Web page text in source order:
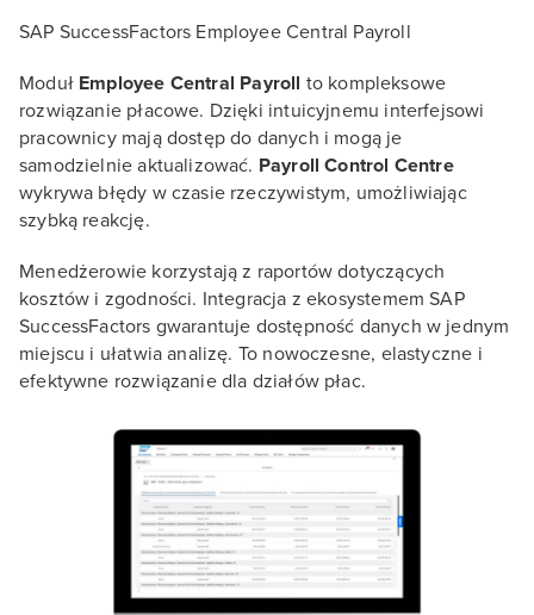
SAP SuccessFactors Employee Central Payroll
Moduł Employee Central Payroll to kompleksowe
rozwiązanie płacowe. Dzięki intuicyjnemu interfejsowi
pracownicy mają dostęp do danych i mogą je
samodzielnie aktualizować. Payroll Control Centre
wykrywa błędy w czasie rzeczywistym, umożliwiając
szybką reakcję.
Menedżerowie korzystają z raportów dotyczących
kosztów i zgodności. Integracja z ekosystemem SAP
SuccessFactors gwarantuje dostępność danych w jednym
miejscu i ułatwia analizę. To nowoczesne, elastyczne i
efektywne rozwiązanie dla działów płac.